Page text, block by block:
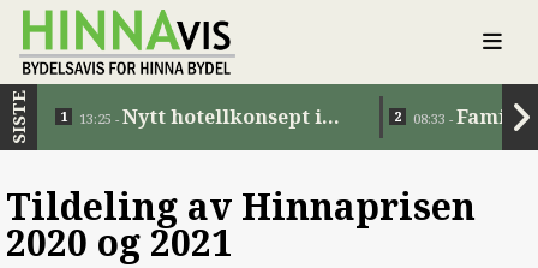
SISTE 13:25 - Nytt hotellkonsept i
08:33 -
Tildeling av Hinnaprisen
2020 og 2021